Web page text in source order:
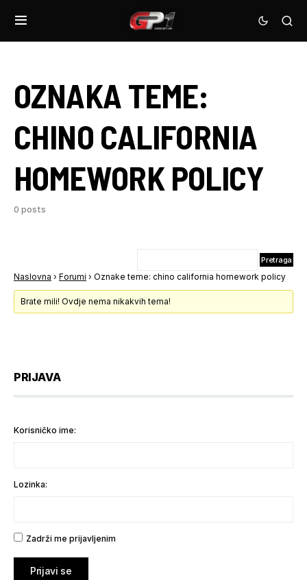
OZNAKA TEME:
CHINO CALIFORNIA
HOMEWORK POLICY
0 posts
Naslovna › Forumi › Oznake teme: chino california homework policy
Brate mili! Ovdje nema nikakvih tema!
PRIJAVA
Korisničko ime:
Lozinka:
Zadrži me prijavljenim
Prijavi se